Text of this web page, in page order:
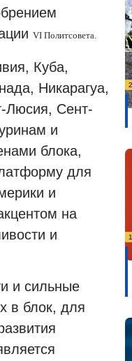
VI Политсовета.
Куба,
Никарагуа,
Люсия, Сент-
и
блока,
для
и
на
и
и сильные
в блок, для